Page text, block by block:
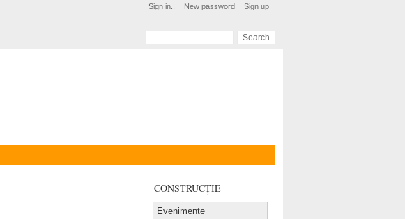
Sign in.. New password Sign up
CONSTRUCȚIE
Evenimente